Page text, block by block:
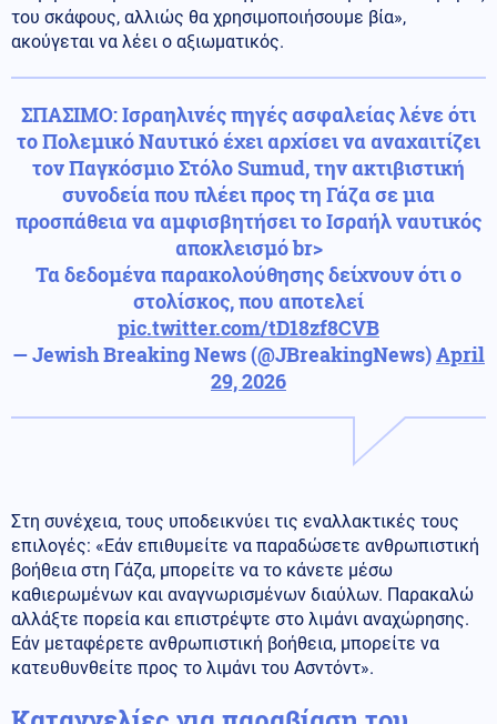
του σκάφους, αλλιώς θα χρησιμοποιήσουμε βία»,
ακούγεται να λέει ο αξιωματικός.
ΣΠΑΣΙΜΟ: Ισραηλινές πηγές ασφαλείας λένε ότι
το Πολεμικό Ναυτικό έχει αρχίσει να αναχαιτίζει
τον Παγκόσμιο Στόλο Sumud, την ακτιβιστική
συνοδεία που πλέει προς τη Γάζα σε μια
προσπάθεια να αμφισβητήσει το Ισραήλ ναυτικός
αποκλεισμό br>
Τα δεδομένα παρακολούθησης δείχνουν ότι ο
στολίσκος, που αποτελεί
pic.twitter.com/tD18zf8CVB
— Jewish Breaking News (@JBreakingNews)April
29, 2026
Στη συνέχεια, τους υποδεικνύει τις εναλλακτικές τους
επιλογές: «Εάν επιθυμείτε να παραδώσετε ανθρωπιστική
βοήθεια στη Γάζα, μπορείτε να το κάνετε μέσω
καθιερωμένων και αναγνωρισμένων διαύλων. Παρακαλώ
αλλάξτε πορεία και επιστρέψτε στο λιμάνι αναχώρησης.
Εάν μεταφέρετε ανθρωπιστική βοήθεια, μπορείτε να
κατευθυνθείτε προς το λιμάνι του Ασντόντ».